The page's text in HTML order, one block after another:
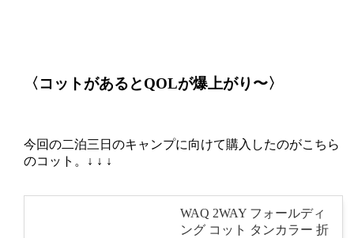
〈コットがあるとQOLが爆上がり〜〉
今回の二泊三日のキャンプに向けて購入したのがこちら
のコット。↓ ↓ ↓
WAQ 2WAY フォールディ
ング コット タンカラー 折